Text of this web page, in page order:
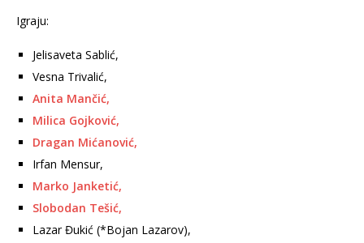
Igraju:
Jelisaveta Sablić,
Vesna Trivalić,
Anita Mančić,
Milica Gojković,
Dragan Mićanović,
Irfan Mensur,
Marko Janketić,
Slobodan Tešić,
Lazar Đukić (*Bojan Lazarov),